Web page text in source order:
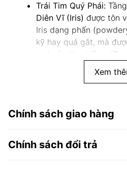
Trái Tim Quý Phái:
Diên Vĩ (Iris) được tôn
Iris dạng phấn
kỹ hay quá gắt, mà
mại của Hoa Hồng
Nền Kem và Gỗ Mịn
trò quan trọng, mang
bền vững. Sự kết hợp
của Iris, khiến mùi
Xem
Chính sách giao hàng
Chính sách đổi trả